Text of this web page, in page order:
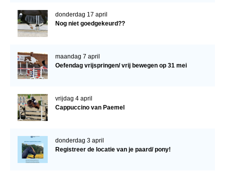
donderdag 17 april
Nog niet goedgekeurd??
maandag 7 april
Oefendag vrijspringen/ vrij bewegen op 31 mei
vrijdag 4 april
Cappuccino van Paemel
donderdag 3 april
Registreer de locatie van je paard/ pony!